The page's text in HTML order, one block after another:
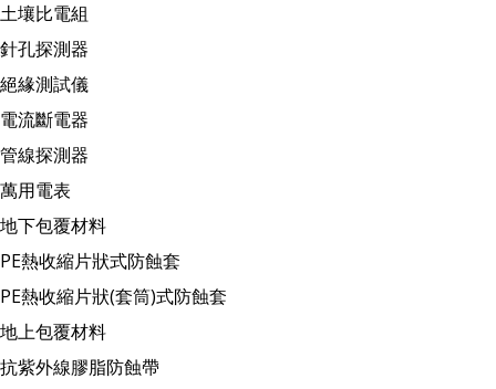
土壤比電組
針孔探測器
絕緣測試儀
電流斷電器
管線探測器
萬用電表
地下包覆材料
PE熱收縮片狀式防蝕套
PE熱收縮片狀(套筒)式防蝕套
地上包覆材料
抗紫外線膠脂防蝕帶